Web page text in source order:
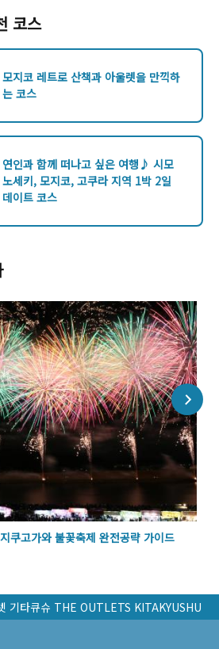
코스
모지코 레트로 산책과 아울렛을 만끽하
는 코스
연인과 함께 떠나고 싶은 여행♪ 시모
노세키, 모지코, 고쿠라 지역 1박 2일
데이트 코스
쿠고가와 불꽃축제 완전공략 가이드
기타큐슈 THE OUTLETS KITAKYUSHU